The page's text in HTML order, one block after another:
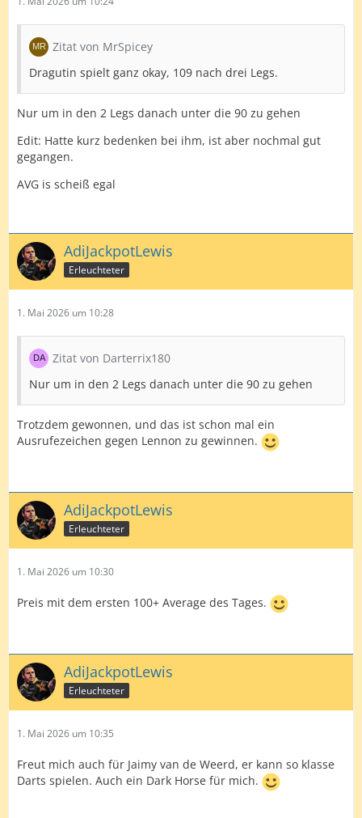
Zitat von MrSpicey
Dragutin spielt ganz okay, 109 nach drei Legs.
Nur um in den 2 Legs danach unter die 90 zu gehen
Edit: Hatte kurz bedenken bei ihm, ist aber nochmal gut
gegangen.
AVG is scheiß egal
AdiJackpotLewis
Erleuchteter
1. Mai 2026 um 10:28
Zitat von Darterrix180
Nur um in den 2 Legs danach unter die 90 zu gehen
Trotzdem gewonnen, und das ist schon mal ein
Ausrufezeichen gegen Lennon zu gewinnen.
AdiJackpotLewis
Erleuchteter
1. Mai 2026 um 10:30
Preis mit dem ersten 100+ Average des Tages.
AdiJackpotLewis
Erleuchteter
1. Mai 2026 um 10:35
Freut mich auch für Jaimy van de Weerd, er kann so klasse
Darts spielen. Auch ein Dark Horse für mich.